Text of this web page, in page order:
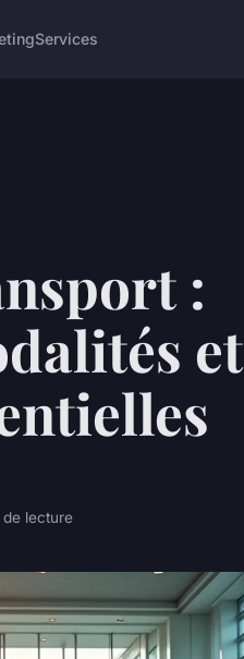
Services
:
et
de lecture